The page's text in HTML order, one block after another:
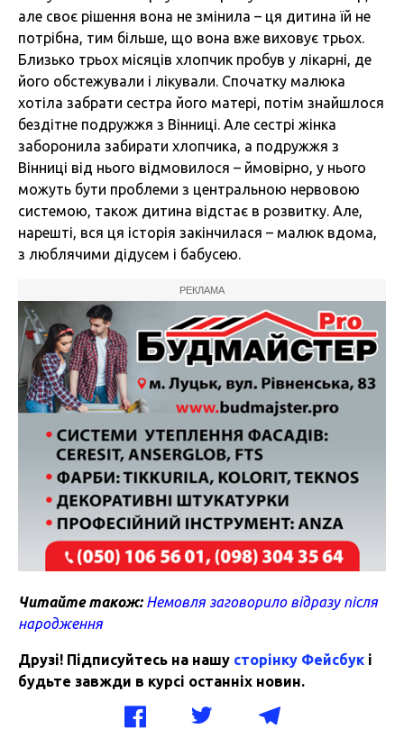
але своє рішення вона не змінила – ця дитина їй не
потрібна, тим більше, що вона вже виховує трьох.
Близько трьох місяців хлопчик пробув у лікарні, де
його обстежували і лікували. Спочатку малюка
хотіла забрати сестра його матері, потім знайшлося
бездітне подружжя з Вінниці. Але сестрі жінка
заборонила забирати хлопчика, а подружжя з
Вінниці від нього відмовилося – ймовірно, у нього
можуть бути проблеми з центральною нервовою
системою, також дитина відстає в розвитку. Але,
нарешті, вся ця історія закінчилася – малюк вдома,
з люблячими дідусем і бабусею.
РЕКЛАМА
Читайте також: Немовля заговорило відразу після
народження
Друзі! Підписуйтесь на нашу сторінку Фейсбук і
будьте завжди в курсі останніх новин.